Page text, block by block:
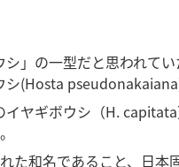
」の一型だと思われてい
(Hosta
ヤギボウシ（H.
た和名であること、日